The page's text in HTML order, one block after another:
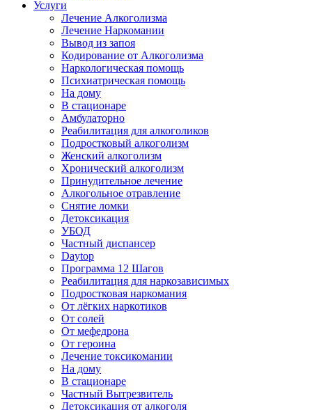
Услуги
Лечение Алкоголизма
Лечение Наркомании
Вывод из запоя
Кодирование от Алкоголизма
Наркологическая помощь
Психиатрическая помощь
На дому
В стационаре
Амбулаторно
Реабилитация для алкоголиков
Подростковый алкоголизм
Женский алкоголизм
Хронический алкоголизм
Принудительное лечение
Алкогольное отравление
Снятие ломки
Детоксикация
УБОД
Частный диспансер
Daytop
Программа 12 Шагов
Реабилитация для наркозависимых
Подростковая наркомания
От лёгких наркотиков
От солей
От мефедрона
От героина
Лечение токсикомании
На дому
В стационаре
Частный Вытрезвитель
Детоксикация от алкоголя